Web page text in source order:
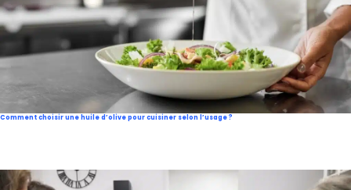
Comment choisir une huile d’olive pour cuisiner selon l’usage ?